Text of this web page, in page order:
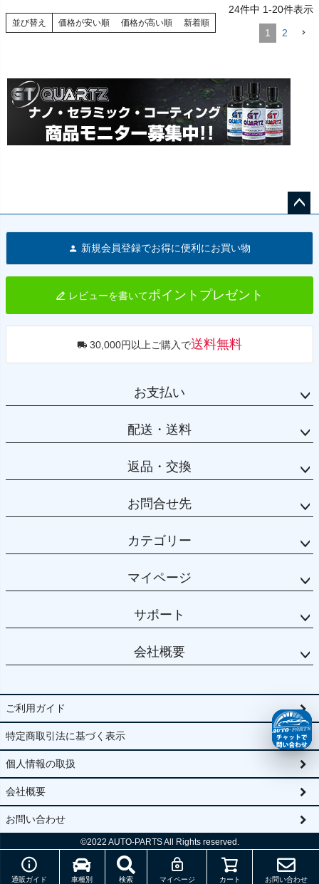
通販ガイド 車種別 検索 マイページ カート お問い合わせ
並び替え 価格が安い順 価格が高い順 新着順
24件中 1-20件表示
1 2
へ
新規会員登録でお得に便利にお買い物
レビューを書いてポイントプレゼント
30,000円以上ご購入で送料無料
お支払い
配送・送料
返品・交換
お問合せ先
カテゴリー
マイページ
サポート
会社概要
ご利用ガイド
特定商取引法に基づく表示
個人情報の取扱
会社概要
お問い合わせ
©2022 AUTO-PARTS All Rights reserved.